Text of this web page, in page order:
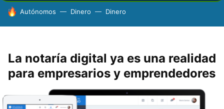
HOY SE HABLA DE
Autónomos Dinero Dinero
La notaría digital ya es una realidad
para empresarios y emprendedores